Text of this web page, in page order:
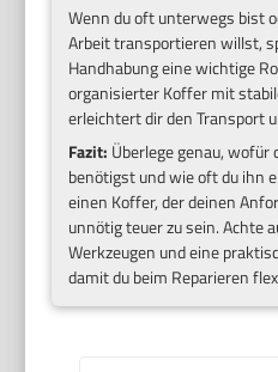
Wenn du oft unterwegs bist
Arbeit transportieren willst,
Handhabung eine wichtige
organisierter Koffer mit
erleichtert dir den Transport
Fazit: Überlege genau,
benötigst und wie oft du ihn
einen Koffer, der deinen
unnötig teuer zu sein. Achte
Werkzeugen und eine
damit du beim Reparieren